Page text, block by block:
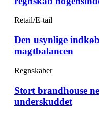
Retail/E-tail
Den usynlige
magtbalancen
Regnskaber
Stort brandhouse
underskuddet